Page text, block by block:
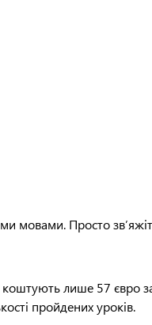
мовами. Просто
коштують лише 57 євро
пройдених уроків.